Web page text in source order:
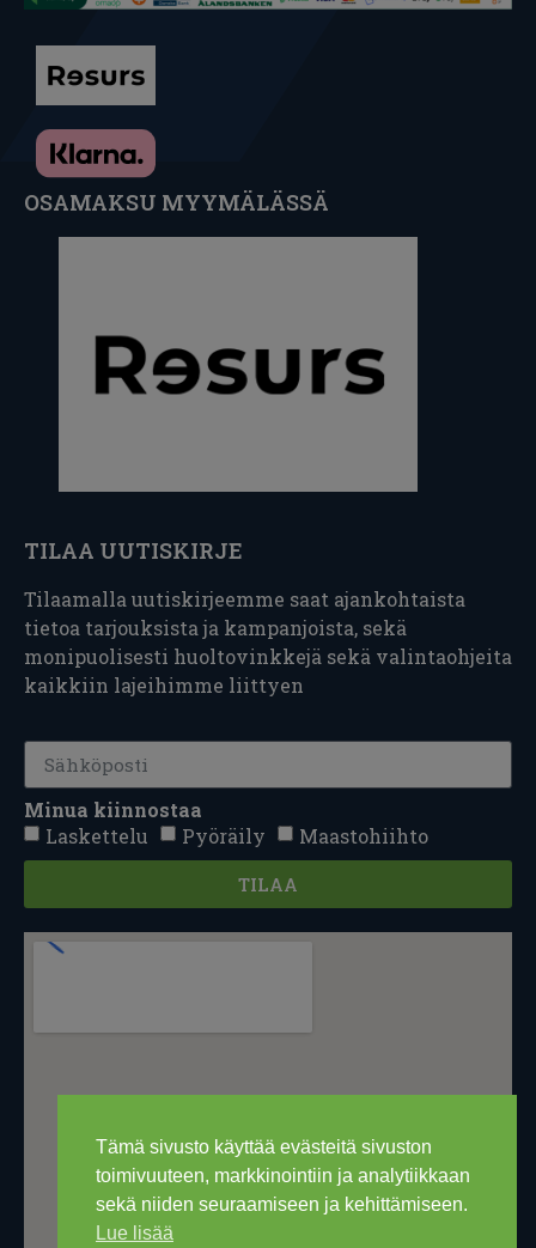
Tämä sivusto käyttää evästeitä sivuston
toimivuuteen, markkinointiin ja analytiikkaan
sekä niiden seuraamiseen ja kehittämiseen.
Lue lisää
OSAMAKSU MYYMÄLÄSSÄ
TILAA UUTISKIRJE
Tilaamalla uutiskirjeemme saat ajankohtaista
tietoa tarjouksista ja kampanjoista, sekä
monipuolisesti huoltovinkkejä sekä valintaohjeita
kaikkiin lajeihimme liittyen
Minua kiinnostaa
Laskettelu
Pyöräily Maastohiihto
TILAA